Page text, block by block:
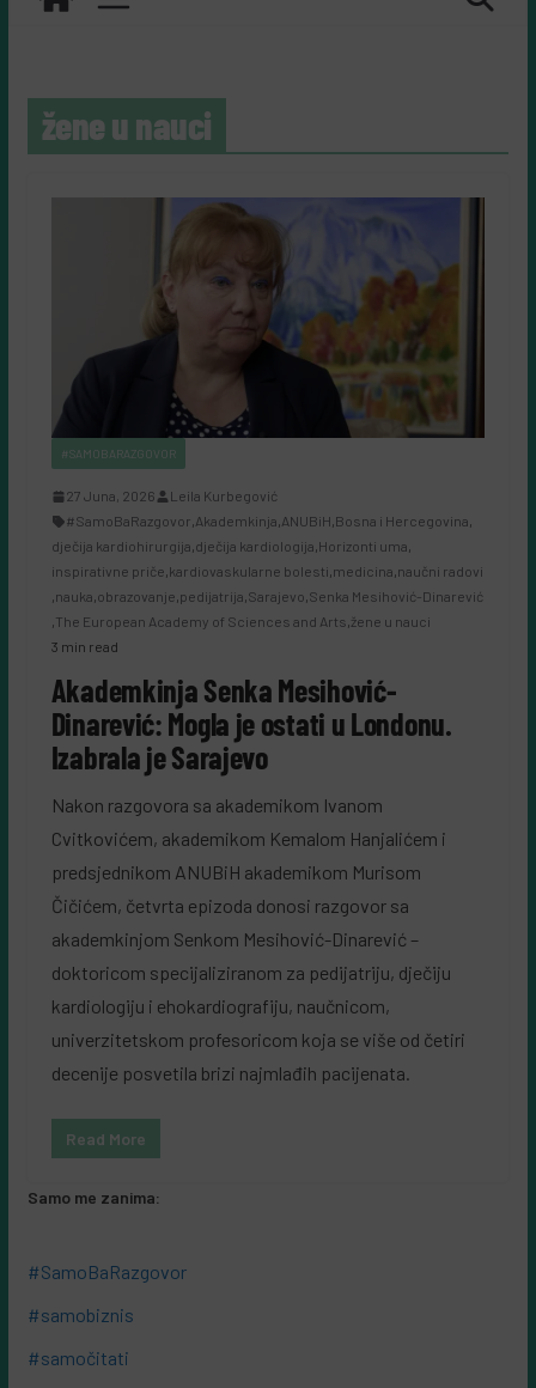
žene u nauci
#SAMOBARAZGOVOR
27 Juna, 2026
Leila Kurbegović
#SamoBaRazgovor,Akademkinja,ANUBiH,Bosna i Hercegovina,
dječija kardiohirurgija,dječija kardiologija,Horizonti uma,
inspirativne priče,kardiovaskularne bolesti,medicina,naučni radovi
,nauka,obrazovanje,pedijatrija,Sarajevo,Senka Mesihović-Dinarević
,The European Academy of Sciences and Arts,žene u nauci
3 min read
Akademkinja Senka Mesihović-
Dinarević: Mogla je ostati u Londonu.
Izabrala je Sarajevo
Nakon razgovora sa akademikom Ivanom
Cvitkovićem, akademikom Kemalom Hanjalićem i
predsjednikom ANUBiH akademikom Murisom
Čičićem, četvrta epizoda donosi razgovor sa
akademkinjom Senkom Mesihović-Dinarević –
doktoricom specijaliziranom za pedijatriju, dječiju
kardiologiju i ehokardiografiju, naučnicom,
univerzitetskom profesoricom koja se više od četiri
decenije posvetila brizi najmlađih pacijenata.
Read More
Samo me zanima:
#SamoBaRazgovor
#samobiznis
#samočitati